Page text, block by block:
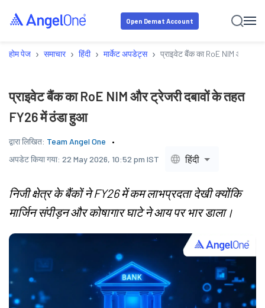
Open Demat Account
होम पेज › समाचार › हिंदी › मार्केट अपडेट्स › प्राइवेट बैंक का RoE NIM और
प्राइवेट बैंक का RoE NIM और ट्रेजरी दबावों के तहत
FY26 में ठंडा हुआ
द्वारा लिखित: Team Angel One
अपडेट किया गया: 22 May 2026, 10:52 pm IST हिंदी
निजी क्षेत्र के बैंकों ने FY26 में कम लाभप्रदता देखी क्योंकि
मार्जिन संपीड़न और कोषागार घाटे ने आय पर भार डाला।